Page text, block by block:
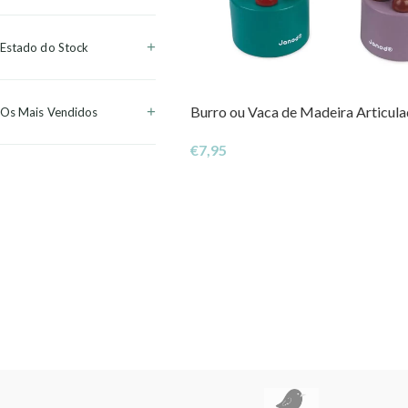
Estado do Stock
Os Mais Vendidos Burro ou Vaca de Madeira
€7,95